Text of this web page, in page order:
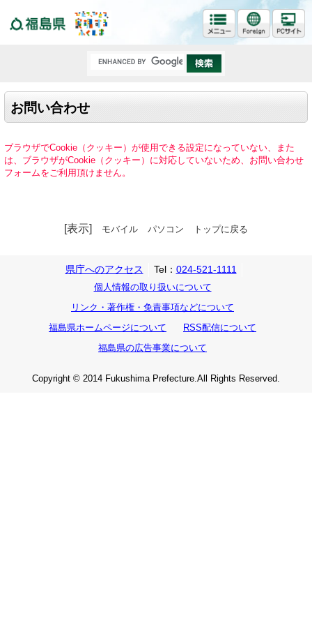
お問い合わせ
ブラウザでCookie（クッキー）が使用できる設定になっていない、また
は、ブラウザがCookie（クッキー）に対応していないため、お問い合わせ
フォームをご利用頂けません。
[表示] モバイル パソコン トップに戻る
県庁へのアクセス Tel： 024-521-1111
個人情報の取り扱いについて
リンク・著作権・免責事項などについて
福島県ホームページについて
RSS配信について
福島県の広告事業について
Copyright © 2014 Fukushima Prefecture.All Rights Reserved.